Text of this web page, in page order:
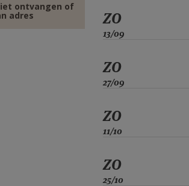
ontvangen of
adres ZO
13/09
ZO
27/09
ZO
11/10
ZO
25/10